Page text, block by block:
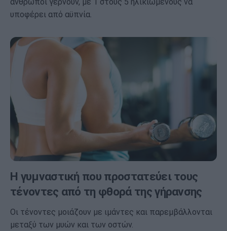
υποφέρει από αϋπνία.
Η γυμναστική που προστατεύει τους
τένοντες από τη φθορά της γήρανσης
Οι τένοντες μοιάζουν με ιμάντες και παρεμβάλλονται
μεταξύ των μυών και των οστών.